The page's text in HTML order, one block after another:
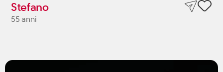
Stefano
55 anni